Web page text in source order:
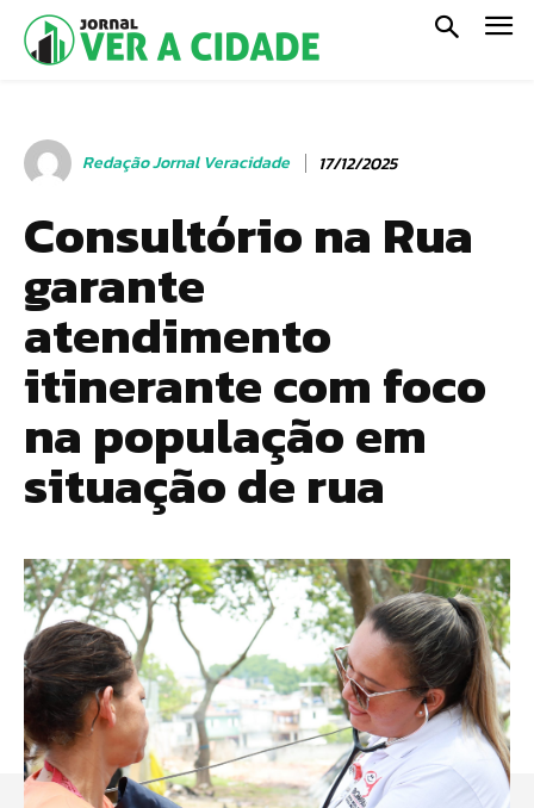
Redação Jornal Veracidade 17/12/2025
Consultório na Rua
garante
atendimento
itinerante com foco
na população em
situação de rua